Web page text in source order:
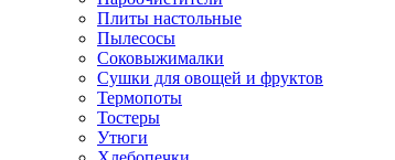
Плиты настольные
Пылесосы
Соковыжималки
Сушки для овощей и фруктов
Термопоты
Тостеры
Утюги